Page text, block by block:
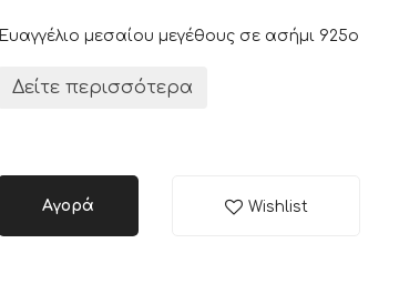
Ευαγγέλιο μεσαίου μεγέθους σε ασήμι 925ο
Δείτε περισσότερα
Αγορά Wishlist